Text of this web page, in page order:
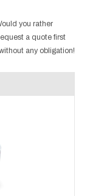
you rather
a quote first
any obligation!